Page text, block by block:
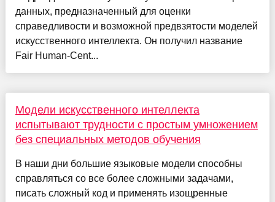
данных, предназначенный для оценки
справедливости и возможной предвзятости моделей
искусственного интеллекта. Он получил название
Fair Human-Cent...
Модели искусственного интеллекта
испытывают трудности с простым умножением
без специальных методов обучения
В наши дни большие языковые модели способны
справляться со все более сложными задачами,
писать сложный код и применять изощренные